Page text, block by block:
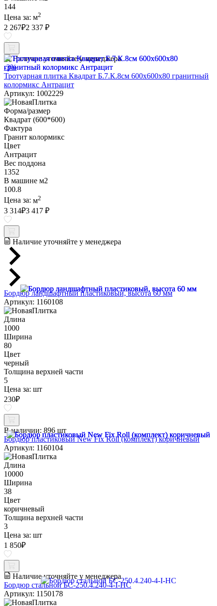
144
Цена за: м2
2 267₽2 337 ₽
Наличие уточняйте у менеджера
-3%
Тротуарная плитка Квадрат Б.7.К.8см 600х600х80 гранитный
колормикс Антрацит
Артикул: 1002229
Форма/размер
Квадрат (600*600)
Фактура
Гранит колормикс
Цвет
Антрацит
Вес поддона
1352
В машине м2
100.8
Цена за: м2
3 314₽3 417 ₽
Наличие уточняйте у менеджера
Бордюр ландшафтный пластиковый, высота 60 мм
Артикул: 1160108
Длина
1000
Ширина
80
Цвет
черный
Толщина верхней части
5
Цена за: шт
230₽
В наличии: 896 шт
Бордюр пластиковый New Fix Roll (комплект) коричневый
Артикул: 1160104
Длина
10000
Ширина
38
Цвет
коричневый
Толщина верхней части
3
Цена за: шт
1 850₽
Наличие уточняйте у менеджера
Бордюр стальной БС-250.4.240-4-I-НС
Артикул: 1150178